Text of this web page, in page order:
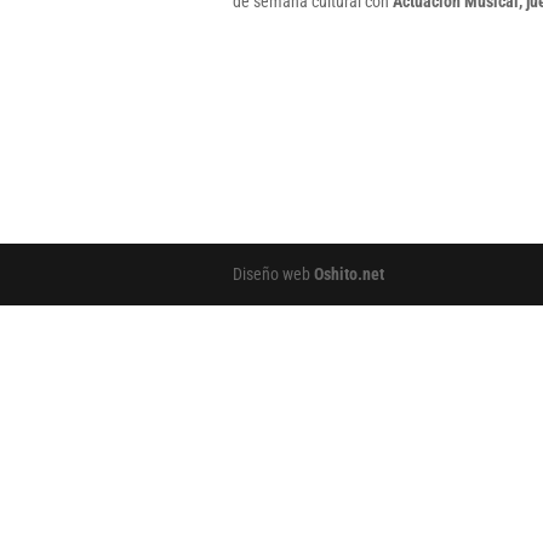
Diseño web Oshito.net